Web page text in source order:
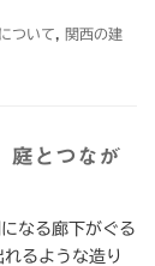
ついて
関西の建
庭とつなが
なる廊下がぐる
るような造り